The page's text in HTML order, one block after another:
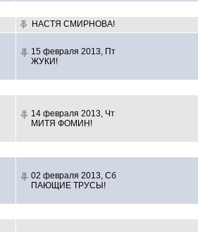
НАСТЯ СМИРНОВА!
15 февраля 2013, Пт
ЖУКИ!
14 февраля 2013, Чт
МИТЯ ФОМИН!
02 февраля 2013, Сб
ПАЮЩИЕ ТРУСЫ!